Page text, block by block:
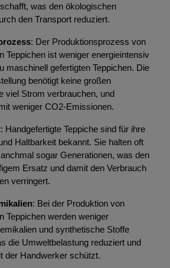
was den ökologischen
den Transport reduziert.
: Der Produktionsprozess von
Teppichen ist weniger energieintensiv
maschinell gefertigten Teppichen. Die
benötigt keine großen
viel Strom verbrauchen, und
weniger CO2-Emissionen.
: Handgefertigte Teppiche sind für ihre
Haltbarkeit bekannt. Sie halten oft
sogar Generationen, was den
Ersatz und damit den Verbrauch
verringert.
: Bei der Produktion von
Teppichen werden weniger
und synthetische Stoffe
die Umweltbelastung reduziert und
der Handwerker schützt.